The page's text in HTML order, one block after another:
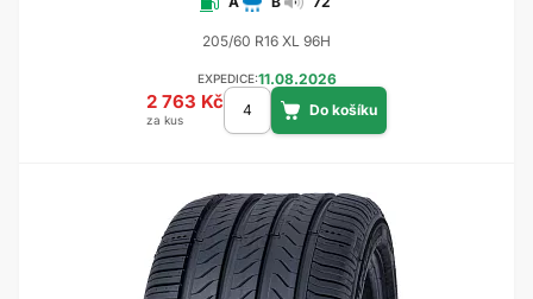
205/60 R16 XL 96H
EXPEDICE:11.08.2026
2 763 Kč
za kus